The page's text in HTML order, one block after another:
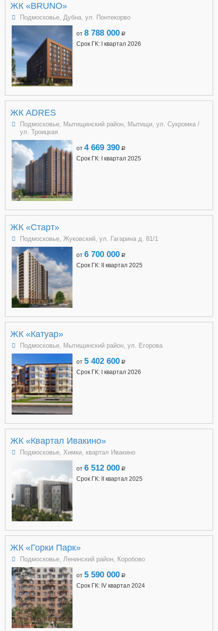
ЖК «BRUNO»
Подмосковье, Дубна, ул. Понтекорво
от 8 788 000 a
Срок ГК: I квартал 2026
ЖК ADRES
Подмосковье, Мытищинский район, Мытищи, ул. Сукромка /
ул. Троицкая
от 4 669 390 a
Срок ГК: I квартал 2025
ЖК «Старт»
Подмосковье, Жуковский, ул. Гагарина д. 81/1
от 6 700 000 a
Срок ГК: II квартал 2025
ЖК «Катуар»
Подмосковье, Мытищинский район, ул. Егорова
от 5 402 600 a
Срок ГК: I квартал 2026
ЖК «Квартал Ивакино»
Подмосковье, Химки, квартал Ивакино
от 6 512 000 a
Срок ГК: II квартал 2025
ЖК «Горки Парк»
Подмосковье, Ленинский район, Коробово
от 5 590 000 a
Срок ГК: IV квартал 2024